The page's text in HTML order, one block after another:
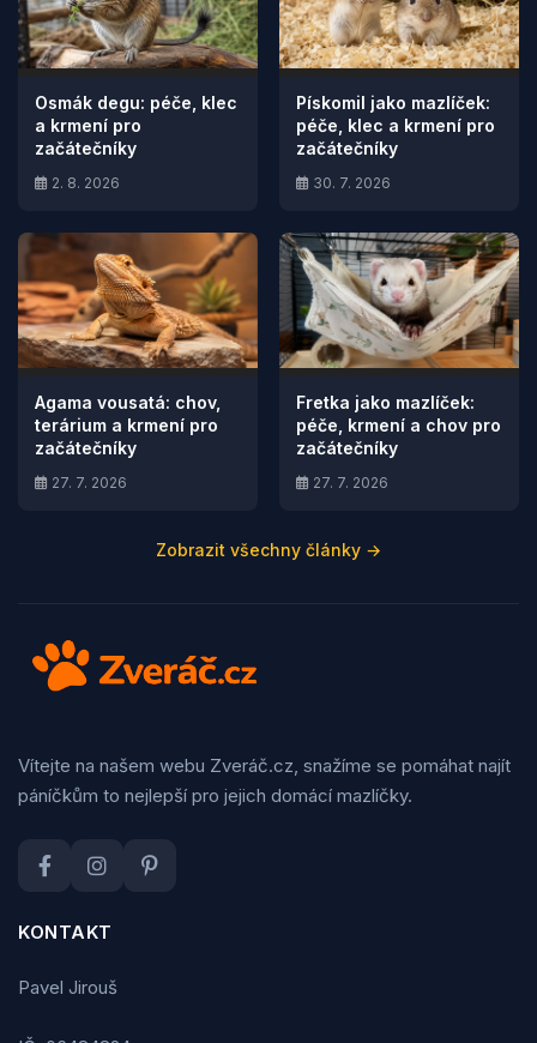
Osmák degu: péče, klec
a krmení pro
začátečníky
2. 8. 2026
Pískomil jako mazlíček:
péče, klec a krmení pro
začátečníky
30. 7. 2026
Agama vousatá: chov,
terárium a krmení pro
začátečníky
27. 7. 2026
Fretka jako mazlíček:
péče, krmení a chov pro
začátečníky
27. 7. 2026
Zobrazit všechny články →
Vítejte na našem webu Zveráč.cz, snažíme se pomáhat najít
páníčkům to nejlepší pro jejich domácí mazlíčky.
KONTAKT
Pavel Jirouš